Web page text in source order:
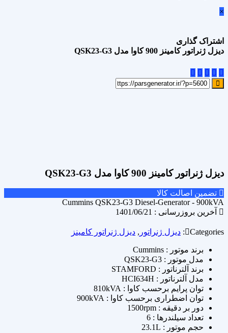
×
اشتراک گذاری
دیزل ژنراتور کامینز 900 کاوا مدل QSK23-G3
دیزل ژنراتور کامینز 900 کاوا مدل QSK23-G3
تضمین اصالت کالا
Cummins QSK23-G3 Diesel-Generator - 900kVA
آخرین بروزرسانی : 1401/06/21
Categories: دیزل ژنراتور , دیزل ژنراتور کامینز
برند موتور : Cummins
مدل موتور : QSK23-G3
برند آلترناتور : STAMFORD
مدل آلترناتور : HCI634H
توان پرایم برحسب کاوا : 810kVA
توان اضطراری برحسب کاوا : 900kVA
دور بر دقیقه : 1500rpm
تعداد سیلندرها : 6
حجم موتور : 23.1L